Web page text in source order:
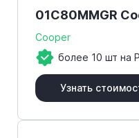
01C80MMGR
Cooper
более 10 шт на
Узнать